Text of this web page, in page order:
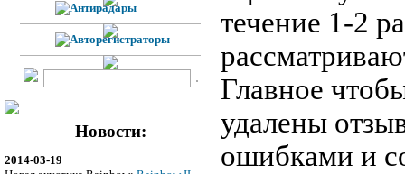
Новости:
2014-03-19
течение 1-2
Главное
удалены
ошибками и